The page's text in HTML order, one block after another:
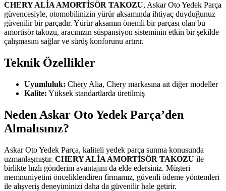
CHERY ALİA AMORTİSÖR TAKOZU, Askar Oto Yedek Parça
güvencesiyle, otomobilinizin yürür aksamında ihtiyaç duyduğunuz
güvenilir bir parçadır. Yürür aksamın önemli bir parçası olan bu
amortisör takozu, aracınızın süspansiyon sisteminin etkin bir şekilde
çalışmasını sağlar ve sürüş konforunu artırır.
Teknik Özellikler
Uyumluluk: Chery Alia, Chery markasına ait diğer modeller
Kalite: Yüksek standartlarda üretilmiş
Neden Askar Oto Yedek Parça’den
Almalısınız?
Askar Oto Yedek Parça, kaliteli yedek parça sunma konusunda
uzmanlaşmıştır. CHERY ALİA AMORTİSÖR TAKOZU ile
birlikte hızlı gönderim avantajını da elde edersiniz. Müşteri
memnuniyetini önceliklendiren firmamız, güvenli ödeme yöntemleri
ile alışveriş deneyiminizi daha da güvenilir hale getirir.